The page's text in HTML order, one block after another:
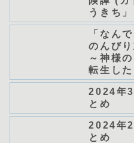
うきち
すじ・
「なん
のんび
～神様
転生し
は冒険
会の立
ノベル
全巻のあ
2024年3
とめ
2024年2
とめ